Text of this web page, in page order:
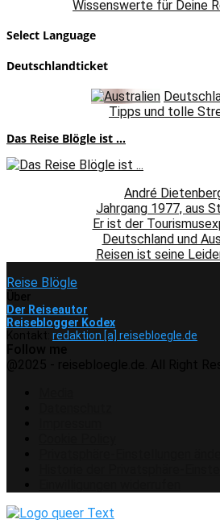
Wissenswerte für Deine
Select Language
Deutschlandticket
Tipps und tolle
Das Reise Blögle ist ...
André
Jahrgang 1977, aus
Er ist der
Deutschland und
Reisen ist seine
Reise Blögle
Der Reiseautor
Reiseblogger Kodex
redaktion [a] reisebloegle.de